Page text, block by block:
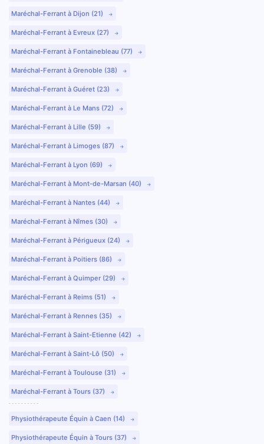
Maréchal-Ferrant à Dijon (21)
Maréchal-Ferrant à Evreux (27)
Maréchal-Ferrant à Fontainebleau (77)
Maréchal-Ferrant à Grenoble (38)
Maréchal-Ferrant à Guéret (23)
Maréchal-Ferrant à Le Mans (72)
Maréchal-Ferrant à Lille (59)
Maréchal-Ferrant à Limoges (87)
Maréchal-Ferrant à Lyon (69)
Maréchal-Ferrant à Mont-de-Marsan (40)
Maréchal-Ferrant à Nantes (44)
Maréchal-Ferrant à Nîmes (30)
Maréchal-Ferrant à Périgueux (24)
Maréchal-Ferrant à Poitiers (86)
Maréchal-Ferrant à Quimper (29)
Maréchal-Ferrant à Reims (51)
Maréchal-Ferrant à Rennes (35)
Maréchal-Ferrant à Saint-Etienne (42)
Maréchal-Ferrant à Saint-Lô (50)
Maréchal-Ferrant à Toulouse (31)
Maréchal-Ferrant à Tours (37)
Physiothérapeute Équin à Caen (14)
Physiothérapeute Équin à Tours (37)